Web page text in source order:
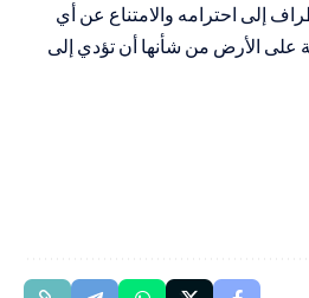
إلى احترامه والامتناع عن أي
على الأرض من شأنها أن تؤدي إلى